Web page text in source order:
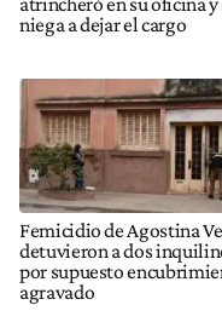
niega a dejar el cargo
Femicidio de Agostina
detuvieron a dos
por supuesto
agravado